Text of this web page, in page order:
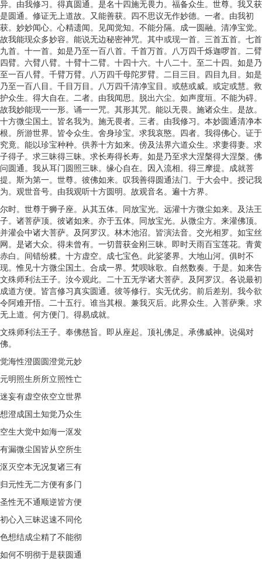
异。由我修习。得真圆通。是名十四施无畏力。福备众生。世尊。我又获
是圆通。修证无上道故。又能善获。四不思议无作妙德。一者。由我初
获。妙妙闻心。心精遗闻。见闻觉知。不能分隔。成一圆融。清净宝觉。
故我能现众多妙容。能说无边秘密神咒。其中或现一首。三首五首。七首
九首。十一首。如是乃至一百八首。千首万首。八万四千烁迦啰首。二臂
四臂。六臂八臂。十臂十二臂。十四十六。十八二十。至二十四。如是乃
至一百八臂。千臂万臂。八万四千母陀罗臂。二目三目。四目九目。如是
乃至一百八目。千目万目。八万四千清净宝目。或慈或威。或定或慧。救
护众生。得大自在。二者。由我闻思。脱出六尘。如声度垣。不能为碍。
故我妙能现一一形。诵一一咒。其形其咒。能以无畏。施诸众生。是故。
十方微尘国土。皆名我为。施无畏者。三者。由我修习。本妙圆通清净本
根。所游世界。皆令众生。舍身珍宝。求我哀愍。四者。我得佛心。证于
究竟。能以珍宝种种。供养十方如来。傍及法界六道众生。求妻得妻。求
子得子。求三昧得三昧。求长寿得长寿。如是乃至求大涅槃得大涅槃。佛
问圆通。我从耳门圆照三昧。缘心自在。因入流相。得三摩提。成就菩
提。斯为第一。世尊。彼佛如来。叹我善得圆通法门。于大会中。授记我
为。观世音号。由我观听十方圆明。故观音名。遍十方界。
尔时。世尊于狮子座。从其五体。同放宝光。远灌十方微尘如来。及法王
子。诸菩萨顶。彼诸如来。亦于五体。同放宝光。从微尘方。来灌佛顶。
并灌会中诸大菩萨。及阿罗汉。林木池沼。皆演法音。交光相罗。如宝丝
网。是诸大众。得未曾有。一切普获金刚三昧。即时天雨百宝莲花。青黄
赤白。间错纷糅。十方虚空。成七宝色。此娑婆界。大地山河。俱时不
现。惟见十方微尘国土。合成一界。梵呗咏歌。自然数奏。于是。如来告
文殊师利法王子。汝今观此。二十五无学诸大菩萨。及阿罗汉。各说最初
成道方便。皆言修习真实圆通。彼等修行。实无优劣。前后差别。我今欲
令阿难开悟。二十五行。谁当其根。兼我灭后。此界众生。入菩萨乘。求
无上道。何方便门。得易成就。
文殊师利法王子。奉佛慈旨。即从座起。顶礼佛足。承佛威神。说偈对
佛。
觉海性澄圆圆澄觉元妙
元明照生所所立照性亡
迷妄有虚空依空立世界
想澄成国土知觉乃众生
空生大觉中如海一沤发
有漏微尘国皆从空所生
沤灭空本无况复诸三有
归元性无二方便有多门
圣性无不通顺逆皆方便
初心入三昧迟速不同伦
色想结成尘精了不能彻
如何不明彻于是获圆通